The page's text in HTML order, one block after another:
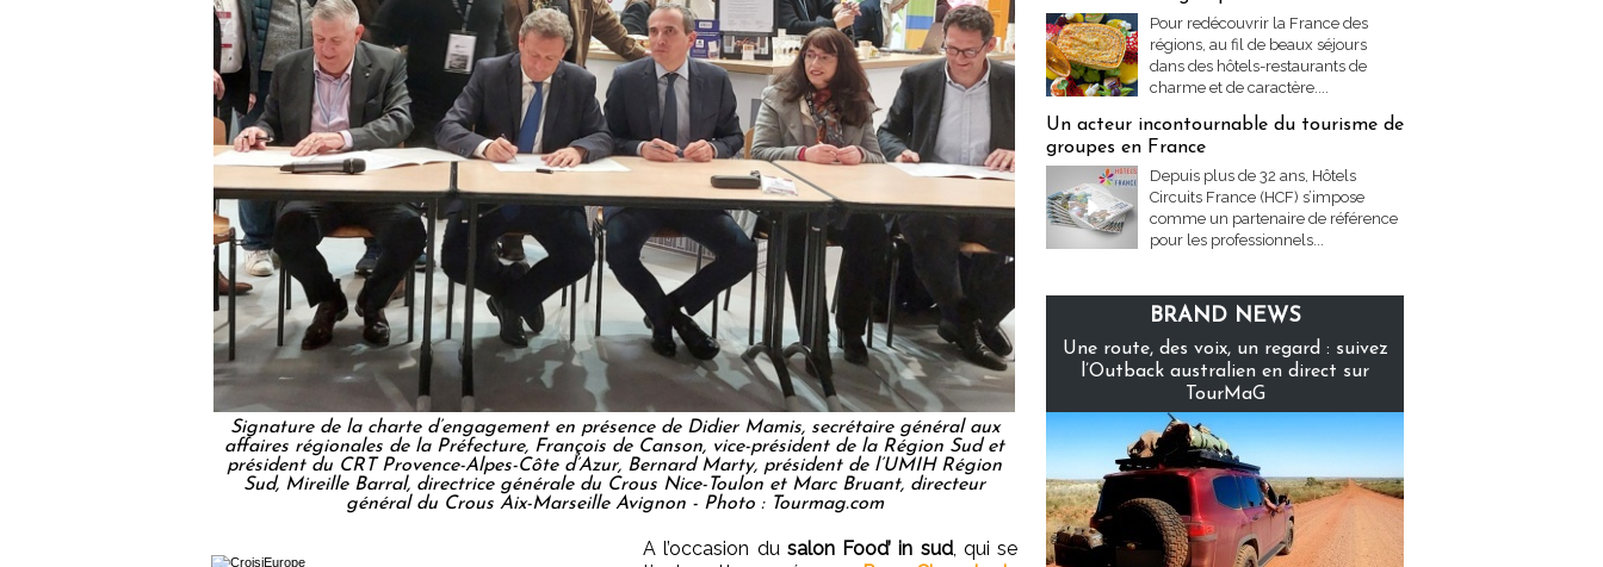
Signature de la charte d’engagement en présence de Didier Mamis, secrétaire général aux
affaires régionales de la Préfecture, François de Canson, vice-président de la Région Sud et
président du CRT Provence-Alpes-Côte d’Azur, Bernard Marty, président de l’UMIH Région
Sud, Mireille Barral, directrice générale du Crous Nice-Toulon et Marc Bruant, directeur
général du Crous Aix-Marseille Avignon - Photo : Tourmag.com
A l’occasion du salon Food’ in sud, qui se
Pour redécouvrir la France des
régions, au fil de beaux séjours
dans des hôtels-restaurants de
charme et de caractère....
Un acteur incontournable du tourisme de
groupes en France
Depuis plus de 32 ans, Hôtels
Circuits France (HCF) s’impose
comme un partenaire de référence
pour les professionnels...
BRAND NEWS
Une route, des voix, un regard : suivez
l’Outback australien en direct sur
TourMaG